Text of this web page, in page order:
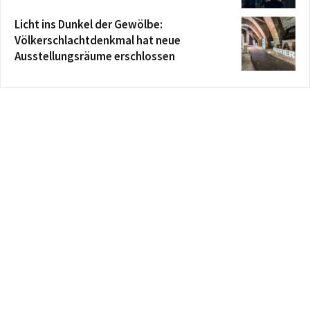
Licht ins Dunkel der Gewölbe:
Völkerschlachtdenkmal hat neue
Ausstellungsräume erschlossen